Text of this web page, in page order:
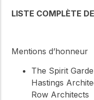
LISTE COMPLÈTE
Mentions d’honneur
The Spirit
Hastings
Row Architects